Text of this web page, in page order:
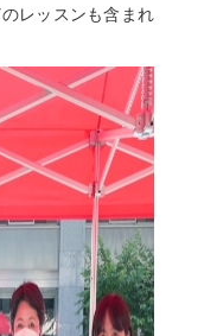
レッスンも含まれ